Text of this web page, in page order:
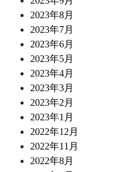
2023年8月
2023年7月
2023年6月
2023年5月
2023年4月
2023年3月
2023年2月
2023年1月
2022年12月
2022年11月
2022年8月